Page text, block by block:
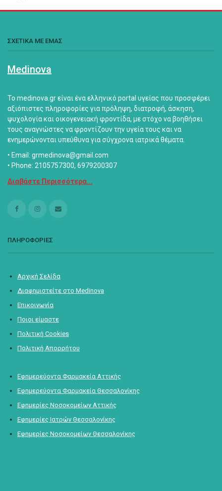
ΣΧΕΤΙΚΑ ΜΕ ΕΜΑΣ
Medinova
Το medinova.gr είναι ένα ελληνικό portal υγείας που προσφέρει
αξιόπιστες πληροφορίες για πρόληψη, διατροφή, άσκηση,
ψυχολογία και οικογενειακή φροντίδα, με στόχο να βοηθήσει
τους αναγνώστες να φροντίζουν την υγεία τους και να
ενημερώνονται υπεύθυνα για σύγχρονα ιατρικά θέματα.
• Email: grmedinova@gmail.com
• Phone: 2105757300, 6979200307
Διαβάστε Περισσότερα...
ΠΛΗΡΟΦΟΡΙΕΣ
Αρχική Σελίδα
Διαφημιστείτε στο Medinova
Επικοινωνία
Ποιοι είμαστε
Πολιτική Cookies
Πολιτική Απορρήτου
Εφημερεύοντα Φαρμακεία Αττικής
Εφημερεύοντα Φαρμακεία Θεσσαλονίκης
Εφημερίες Νοσοκομείων Αττικής
Εφημερίες Ιατρών Θεσσαλονίκης
Εφημερίες Νοσοκομείων Θεσσαλονίκης